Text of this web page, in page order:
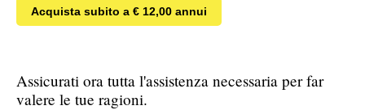
Acquista subito a € 12,00 annui
Assicurati ora tutta l'assistenza necessaria per far
valere le tue ragioni.